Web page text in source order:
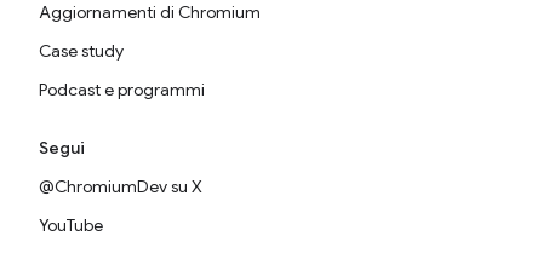
Aggiornamenti di Chromium
Case study
Podcast e programmi
Segui
@ChromiumDev su X
YouTube